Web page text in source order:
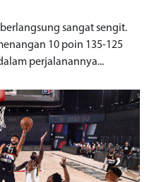
sangat sengit.
10 poin 135-125
perjalanannya...